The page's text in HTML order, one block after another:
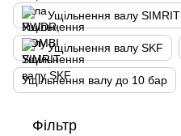
Ущільнення валу SIMRIT
Ущільнення валу SKF
Ущільнення валу до 10 бар
Фільтр